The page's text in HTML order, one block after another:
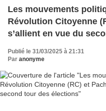
Les mouvements
Révolution Citoyenne
s’allient en vue du
Publié le 31/03/2025 à 21:31
Par anonyme